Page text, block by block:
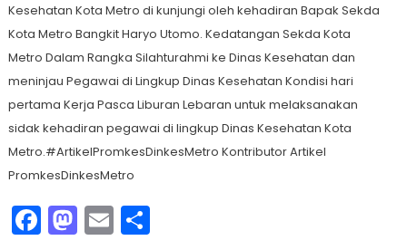
Kesehatan Kota Metro di kunjungi oleh kehadiran Bapak Sekda
Kota Metro Bangkit Haryo Utomo. Kedatangan Sekda Kota
Metro Dalam Rangka Silahturahmi ke Dinas Kesehatan dan
meninjau Pegawai di Lingkup Dinas Kesehatan Kondisi hari
pertama Kerja Pasca Liburan Lebaran untuk melaksanakan
sidak kehadiran pegawai di lingkup Dinas Kesehatan Kota
Metro.#ArtikelPromkesDinkesMetro Kontributor Artikel
PromkesDinkesMetro
Facebook
Mastodon
EmailShare